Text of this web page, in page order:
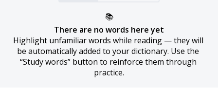
📚
There are no words here yet
Highlight unfamiliar words while reading — they will
be automatically added to your dictionary. Use the
“Study words” button to reinforce them through
practice.